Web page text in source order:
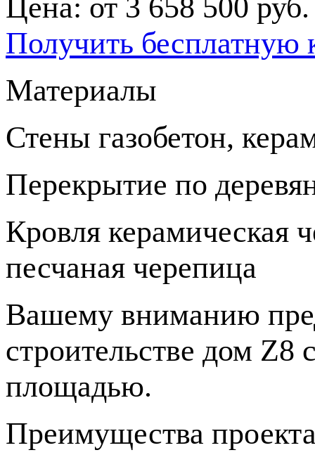
Цена: от 3 658 500 руб.
Получить бесплатную
Материалы
Стены газобетон,
Перекрытие по
Кровля керамическая
песчаная черепица
Вашему вниманию
строительстве дом Z8
площадью.
Преимущества